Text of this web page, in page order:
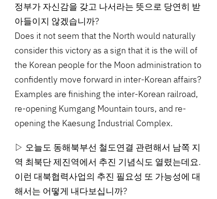
정부가 자신감을 갖고 나서라는 뜻으로 당연히 받
아들이지 않겠습니까?
Does it not seem that the North would naturally
consider this victory as a sign that it is the will of
the Korean people for the Moon administration to
confidently move forward in inter-Korean affairs?
Examples are finishing the inter-Korean railroad,
re-opening Kumgang Mountain tours, and re-
opening the Kaesung Industrial Complex.
▷ 오늘도 동해북부선 철도연결 관련해서 남쪽 지
역 최북단 제진역에서 추진 기념식도 열렸는데요.
이런 대북협력사업의 추진 필요성 또 가능성에 대
해서는 어떻게 내다보십니까?